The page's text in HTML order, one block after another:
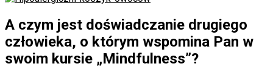
A czym jest doświadczanie drugiego
człowieka, o którym wspomina Pan w
swoim kursie „Mindfulness”?